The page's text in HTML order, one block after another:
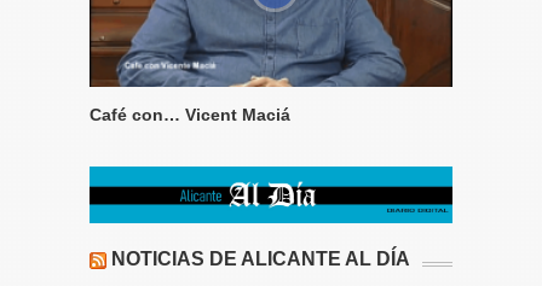
Café con… Vicent Maciá
NOTICIAS DE ALICANTE AL DÍA